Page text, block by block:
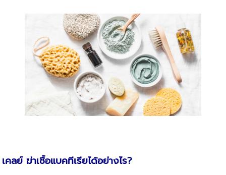
เคลย์ ฆ่าเชื้อแบคทีเรียได้อย่างไร?